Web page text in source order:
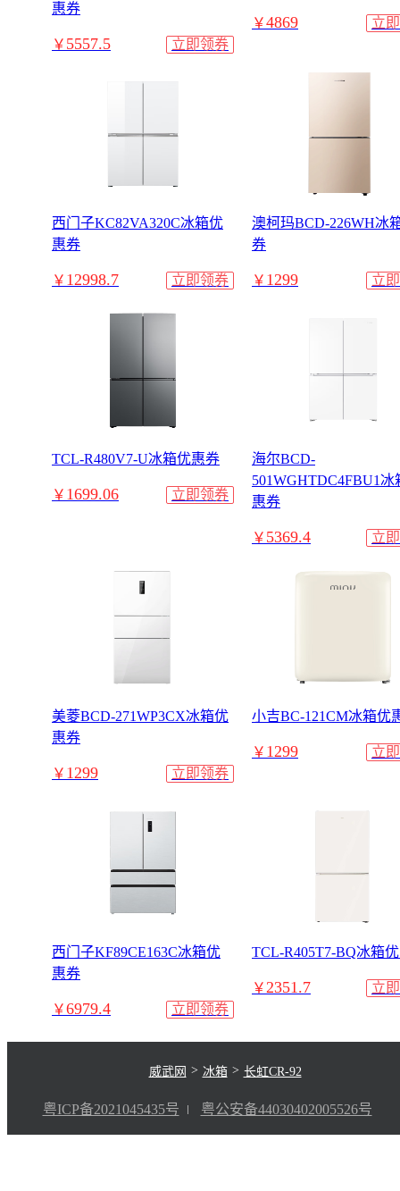
惠券
￥ 5557.5 立即领券
￥4869 立
西门子KC82VA320C冰箱优
惠券
￥ 12998.7 立即领券
澳柯玛BCD-226WH冰
券
￥ 1299 立
TCL-R480V7-U冰箱优惠券
￥ 1699.06 立即领券
海尔BCD-
501WGHTDC4FBU1冰
惠券
￥ 5369.4 立
美菱BCD-271WP3CX冰箱优
惠券
￥ 1299 立即领券
小吉BC-121CM冰箱优
￥ 1299 立
西门子KF89CE163C冰箱优
惠券
￥6979.4 立即领券
TCL-R405T7-BQ冰箱
￥2351.7 立
威武网 > 冰箱 > 长虹CR-92
粤ICP备2021045435号 粤公安备44030402005526号